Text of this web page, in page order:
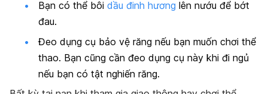
Bạn có thể bôi dầu đinh hương lên nướu để bớt
đau.
Đeo dụng cụ bảo vệ răng nếu bạn muốn chơi thể
thao. Bạn cũng cần đeo dụng cụ này khi đi ngủ
nếu bạn có tật nghiến răng.